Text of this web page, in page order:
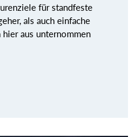
für standfeste
als auch einfache
aus unternommen